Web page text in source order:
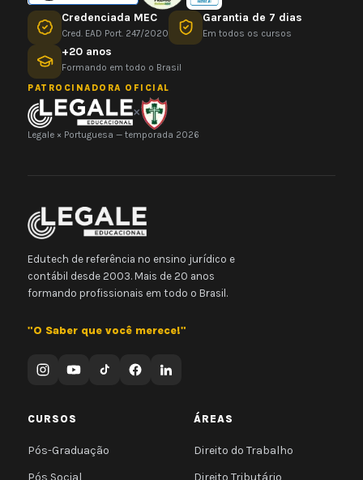
Credenciada MEC
Cred. EAD Port. 247/2020
Garantia de 7 dias
Em todos os cursos
+20 anos
Formando em todo o Brasil
PATROCINADORA OFICIAL
×
Legale × Portuguesa — temporada 2026
Edutech de referência no ensino jurídico e
contábil desde 2003. Mais de 20 anos
formando profissionais em todo o Brasil.
"O Saber que você merece!"
CURSOS
Pós-Graduação
Pós Social
ÁREAS
Direito do Trabalho
Direito Tributário